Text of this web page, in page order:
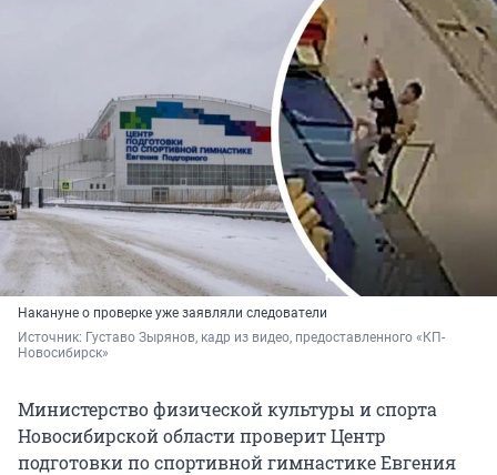
Накануне о проверке уже заявляли следователи
Источник: Густаво Зырянов, кадр из видео, предоставленного «КП-
Новосибирск»
Министерство физической культуры и спорта
Новосибирской области проверит Центр
подготовки по спортивной гимнастике Евгения